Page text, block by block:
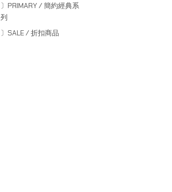
〕PRIMARY / 簡約經典系
列
〕SALE / 折扣商品